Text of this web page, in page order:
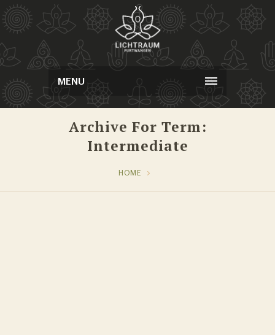
MENU
Archive For Term:
Intermediate
HOME